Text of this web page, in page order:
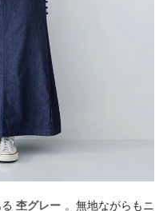
る杢グレー 。無地ながらもニ